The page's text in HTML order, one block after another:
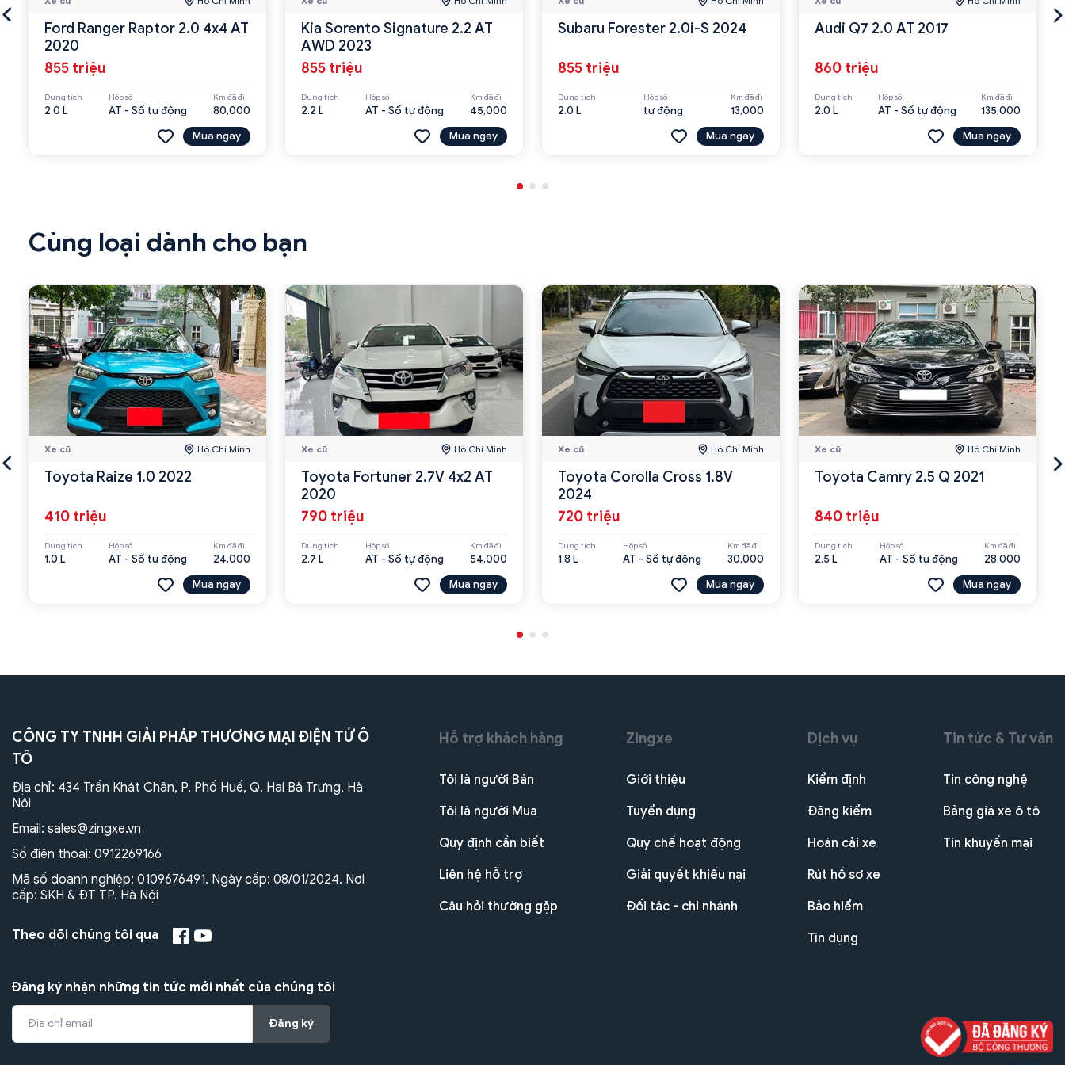
Ford Ranger Raptor 2.0 4x4 AT
2020
855 triệu
Dung tích
2.0 L
Hộp số
AT - Số tự động
Km đã đi
80,000
Mua ngay
Kia Sorento Signature 2.2 AT
AWD 2023
855 triệu
Dung tích
2.2 L
Hộp số
AT - Số tự động
Km đã đi
45,000
Mua ngay
Subaru Forester 2.0i-S 2024
855 triệu
Dung tích
2.0 L
Hộp số
tự động
Km đã đi
13,000
Mua ngay
Audi Q7 2.0 AT 2017
860 triệu
Dung tích
2.0 L
Hộp số
AT - Số tự động
Km đã đi
135,000
Mua ngay
Cùng loại dành cho bạn
Xe cũ Hồ Chí Minh
Toyota Raize 1.0 2022
410 triệu
Dung tích
1.0 L
Hộp số
AT - Số tự động
Km đã đi
24,000
Mua ngay
Xe cũ Hồ Chí Minh
Toyota Fortuner 2.7V 4x2 AT
2020
790 triệu
Dung tích
2.7 L
Hộp số
AT - Số tự động
Km đã đi
54,000
Mua ngay
Xe cũ Hồ Chí Minh
Toyota Corolla Cross 1.8V
2024
720 triệu
Dung tích
1.8 L
Hộp số
AT - Số tự động
Km đã đi
30,000
Mua ngay
Xe cũ Hồ Chí Minh
Toyota Camry 2.5 Q 2021
840 triệu
Dung tích
2.5 L
Hộp số
AT - Số tự động
Km đã đi
28,000
Mua ngay
CÔNG TY TNHH GIẢI PHÁP THƯƠNG MẠI ĐIỆN TỬ Ô
TÔ
Địa chỉ: 434 Trần Khát Chân, P. Phố Huế, Q. Hai Bà Trưng, Hà
Nội
Email: sales@zingxe.vn
Số điện thoại: 0912269166
Mã số doanh nghiệp: 0109676491. Ngày cấp: 08/01/2024. Nơi
cấp: SKH & ĐT TP. Hà Nội
Theo dõi chúng tôi qua
Đăng ký nhận những tin tức mới nhất của chúng tôi
Đăng ký
Hỗ trợ khách hàng
Tôi là người Bán
Tôi là người Mua
Quy định cần biết
Liên hệ hỗ trợ
Câu hỏi thường gặp
Zingxe
Giới thiệu
Tuyển dụng
Quy chế hoạt động
Giải quyết khiếu nại
Đối tác - chi nhánh
Dịch vụ
Kiểm định
Đăng kiểm
Hoán cải xe
Rút hồ sơ xe
Bảo hiểm
Tín dụng
Tin tức & Tư vấn
Tin công nghệ
Bảng giá xe ô tô
Tin khuyến mại